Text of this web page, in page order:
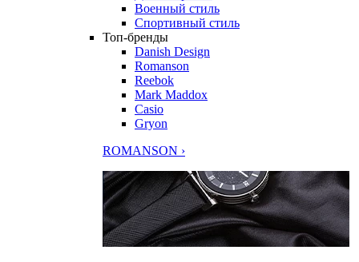
Военный стиль
Спортивный стиль
Топ-бренды
Danish Design
Romanson
Reebok
Mark Maddox
Casio
Gryon
ROMANSON ›